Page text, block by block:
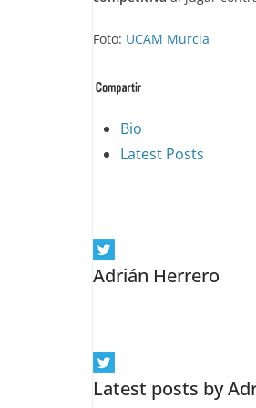
Foto: UCAM Murcia
The
following
content
below.
Bio
Latest Posts
Adrián Herrero
Latest posts by